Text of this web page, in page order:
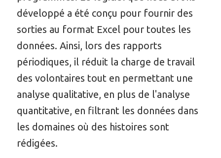
développé a été conçu pour fournir des
sorties au format Excel pour toutes les
données. Ainsi, lors des rapports
périodiques, il réduit la charge de travail
des volontaires tout en permettant une
analyse qualitative, en plus de l'analyse
quantitative, en filtrant les données dans
les domaines où des histoires sont
rédigées.